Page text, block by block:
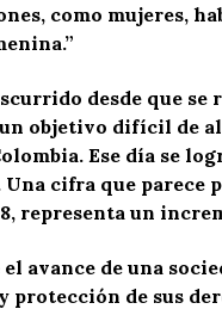
como mujeres,
desde que
objetivo difícil de
Ese día se
Una cifra que parece
representa un
avance de una
protección de sus